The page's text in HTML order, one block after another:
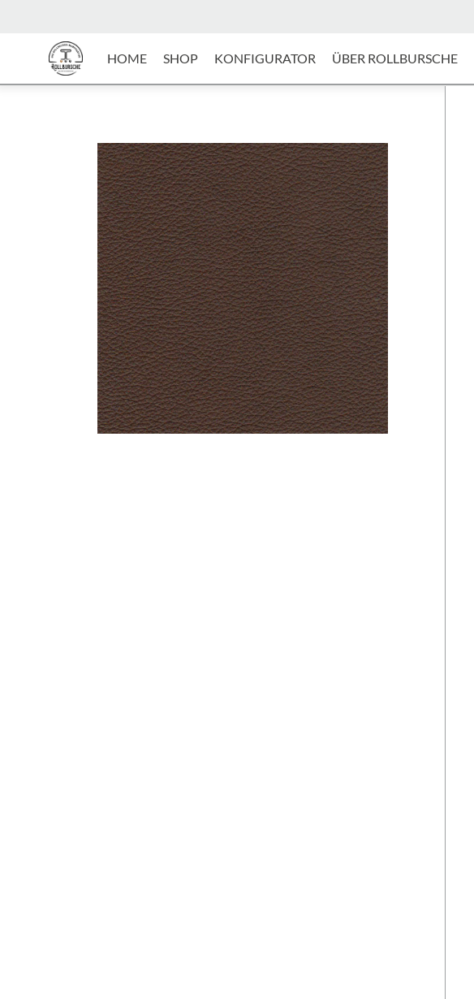
HOME SHOP KONFIGURATOR ÜBER ROLLBURSCHE